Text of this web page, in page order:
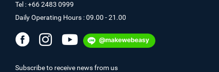
Tel : +66 2483 0999
Daily Operating Hours : 09.00 - 21.00
Subscribe to receive news from us